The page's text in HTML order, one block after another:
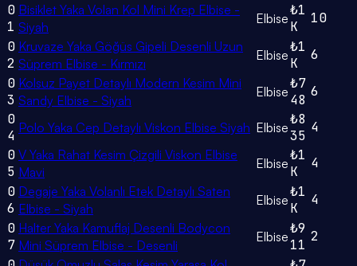
0
1
Bisiklet Yaka Volan Kol Mini Krep Elbise -
Siyah
Elbise₺1
K
10
0
2
Kruvaze Yaka Göğüs Gipeli Desenli Uzun
Süprem Elbise - Kırmızı
Elbise₺1
K
6
0
3
Kolsuz Payet Detaylı Modern Kesim Mini
Sandy Elbise - Siyah
Elbise₺7
48
6
0
4 Polo Yaka Cep Detaylı Viskon Elbise Siyah Elbise₺8
35
4
0
5
V Yaka Rahat Kesim Çizgili Viskon Elbise
Mavi
Elbise₺1
K
4
0
6
Degaje Yaka Volanlı Etek Detaylı Saten
Elbise - Siyah
Elbise₺1
K
4
0
7
Halter Yaka Kamuflaj Desenli Bodycon
Mini Süprem Elbise - Desenli
Elbise₺9
11
2